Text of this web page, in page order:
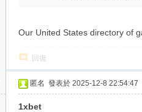
Our United States directory of
回復
匿名 發表於 2025-12-8 22:54:47
1xbet